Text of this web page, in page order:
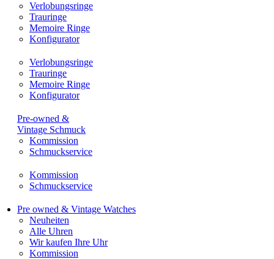
Verlobungsringe
Trauringe
Memoire Ringe
Konfigurator
Verlobungsringe
Trauringe
Memoire Ringe
Konfigurator
Pre-owned &
Vintage Schmuck
Kommission
Schmuckservice
Kommission
Schmuckservice
Pre owned & Vintage Watches
Neuheiten
Alle Uhren
Wir kaufen Ihre Uhr
Kommission